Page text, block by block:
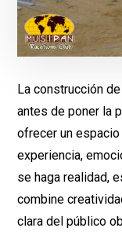
La construcción
antes de poner la
ofrecer un
experiencia,
se haga realidad,
combine
clara del público